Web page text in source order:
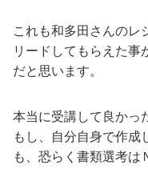
これも和多田さんのレ
リードしてもらえた事
だと思います。
本当に受講して良かっ
もし、自分自身で作成
も、恐らく書類選考は